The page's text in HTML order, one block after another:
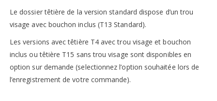
Le dossier têtière de la version standard dispose d’un trou
visage avec bouchon inclus (T13 Standard).
Les versions avec têtière T4 avec trou visage et bouchon
inclus ou têtière T15 sans trou visage sont disponibles en
option sur demande (selectionnez l’option souhaitée lors de
l’enregistrement de votre commande).